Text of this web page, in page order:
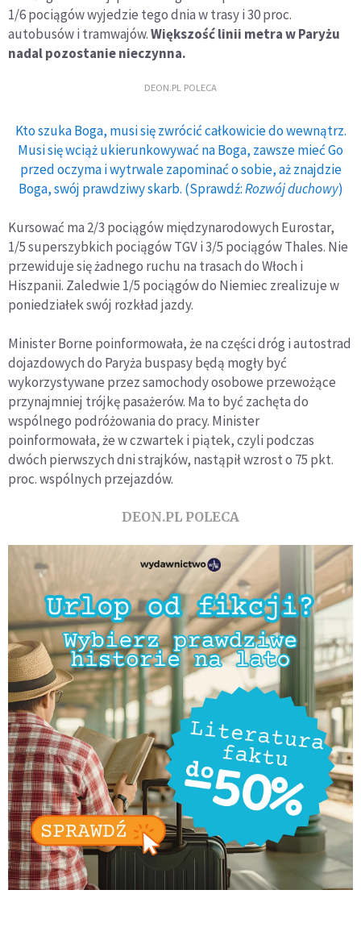
1/6 pociągów wyjedzie tego dnia w trasy i 30 proc.
autobusów i tramwajów.Większość linii metra w Paryżu
nadal pozostanie nieczynna.
DEON.PL POLECA
Kto szuka Boga, musi się zwrócić całkowicie do wewnątrz.
Musi się wciąż ukierunkowywać na Boga, zawsze mieć Go
przed oczyma i wytrwale zapominać o sobie, aż znajdzie
Boga, swój prawdziwy skarb. (Sprawdź:Rozwój duchowy)
Kursować ma 2/3 pociągów międzynarodowych Eurostar,
1/5 superszybkich pociągów TGV i 3/5 pociągów Thales. Nie
przewiduje się żadnego ruchu na trasach do Włoch i
Hiszpanii. Zaledwie 1/5 pociągów do Niemiec zrealizuje w
poniedziałek swój rozkład jazdy.
Minister Borne poinformowała, że na części dróg i autostrad
dojazdowych do Paryża buspasy będą mogły być
wykorzystywane przez samochody osobowe przewożące
przynajmniej trójkę pasażerów. Ma to być zachęta do
wspólnego podróżowania do pracy. Minister
poinformowała, że w czwartek i piątek, czyli podczas
dwóch pierwszych dni strajków, nastąpił wzrost o 75 pkt.
proc. wspólnych przejazdów.
DEON.PL POLECA